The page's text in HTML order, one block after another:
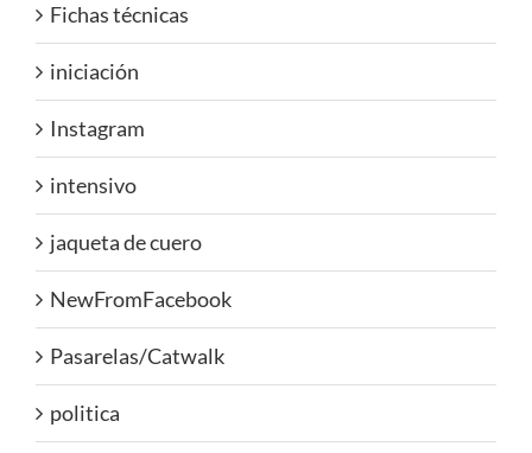
Fichas técnicas
iniciación
Instagram
intensivo
jaqueta de cuero
NewFromFacebook
Pasarelas/Catwalk
politica